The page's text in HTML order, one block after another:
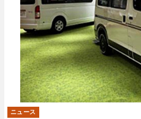
ニュース